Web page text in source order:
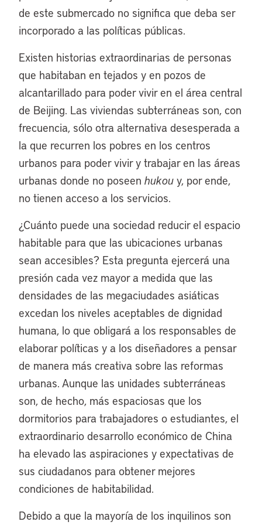
de este submercado no significa que deba ser
incorporado a las políticas públicas.
Existen historias extraordinarias de personas
que habitaban en tejados y en pozos de
alcantarillado para poder vivir en el área central
de Beijing. Las viviendas subterráneas son, con
frecuencia, sólo otra alternativa desesperada a
la que recurren los pobres en los centros
urbanos para poder vivir y trabajar en las áreas
urbanas donde no poseen hukou y, por ende,
no tienen acceso a los servicios.
¿Cuánto puede una sociedad reducir el espacio
habitable para que las ubicaciones urbanas
sean accesibles? Esta pregunta ejercerá una
presión cada vez mayor a medida que las
densidades de las megaciudades asiáticas
excedan los niveles aceptables de dignidad
humana, lo que obligará a los responsables de
elaborar políticas y a los diseñadores a pensar
de manera más creativa sobre las reformas
urbanas. Aunque las unidades subterráneas
son, de hecho, más espaciosas que los
dormitorios para trabajadores o estudiantes, el
extraordinario desarrollo económico de China
ha elevado las aspiraciones y expectativas de
sus ciudadanos para obtener mejores
condiciones de habitabilidad.
Debido a que la mayoría de los inquilinos son